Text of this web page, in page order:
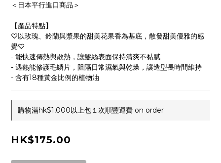
＜日本平行進口商品＞
【產品特點】
♡以玫瑰、鈴蘭與漿果的甜美花果香為基底，散發甜美優雅的感
覺♡
- 能快速傳熱與散熱，讓髮絲表面保持清爽不黏膩
- 遇熱能修護毛鱗片，阻隔日常濕氣與乾燥，讓造型長時間維持
- 含有18種黃金比例的植物油
購物滿hk$1,000以上包１次順豐運費 on order
HK$175.00